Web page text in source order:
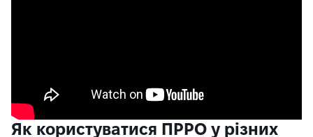
Як користуватися ПРРО у різних